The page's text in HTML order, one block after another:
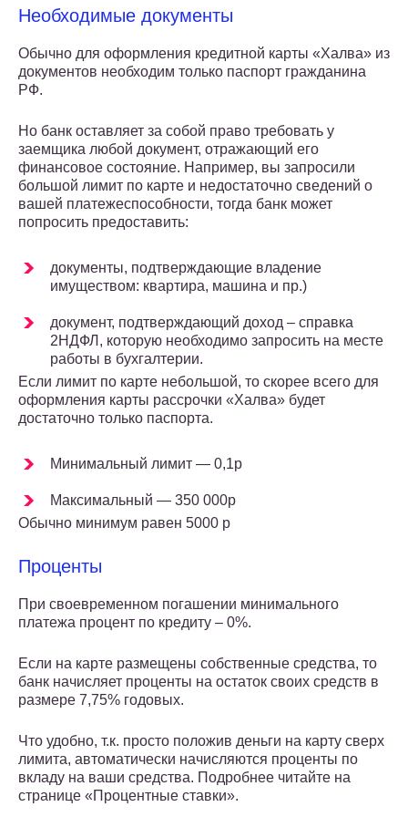
Необходимые документы
Обычно для оформления кредитной карты «Халва» из
документов необходим только паспорт гражданина
РФ.
Но банк оставляет за собой право требовать у
заемщика любой документ, отражающий его
финансовое состояние. Например, вы запросили
большой лимит по карте и недостаточно сведений о
вашей платежеспособности, тогда банк может
попросить предоставить:
документы, подтверждающие владение
имуществом: квартира, машина и пр.)
документ, подтверждающий доход – справка
2НДФЛ, которую необходимо запросить на месте
работы в бухгалтерии.
Если лимит по карте небольшой, то скорее всего для
оформления карты рассрочки «Халва» будет
достаточно только паспорта.
Минимальный лимит — 0,1р
Максимальный — 350 000р
Обычно минимум равен 5000 р
Проценты
При своевременном погашении минимального
платежа процент по кредиту – 0%.
Если на карте размещены собственные средства, то
банк начисляет проценты на остаток своих средств в
размере 7,75% годовых.
Что удобно, т.к. просто положив деньги на карту сверх
лимита, автоматически начисляются проценты по
вкладу на ваши средства. Подробнее читайте на
странице «Процентные ставки».